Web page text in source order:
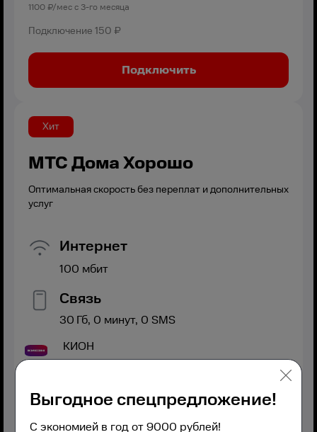
1100₽/мес с 3-го месяца
Подключение 150 ₽
Подключить
Хит
МТС Дома Хорошо
Оптимальная скорость без переплат и дополнительных
услуг
Интернет
100 мбит
Связь
30 Гб, 0 минут, 0 SMS
КИОН
Выгодное спецпредложение!
С экономией в год от 9000 рублей!